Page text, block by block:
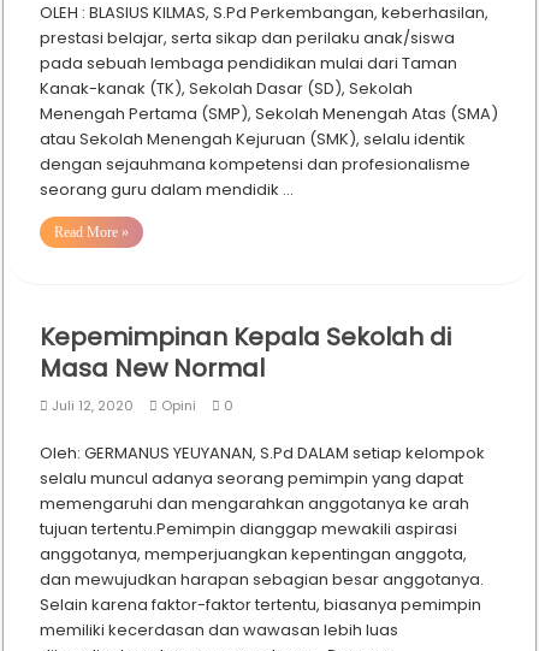
OLEH : BLASIUS KILMAS, S.Pd Perkembangan, keberhasilan,
prestasi belajar, serta sikap dan perilaku anak/siswa
pada sebuah lembaga pendidikan mulai dari Taman
Kanak-kanak (TK), Sekolah Dasar (SD), Sekolah
Menengah Pertama (SMP), Sekolah Menengah Atas (SMA)
atau Sekolah Menengah Kejuruan (SMK), selalu identik
dengan sejauhmana kompetensi dan profesionalisme
seorang guru dalam mendidik …
Read More »
Kepemimpinan Kepala Sekolah di
Masa New Normal
Juli 12, 2020 Opini 0
Oleh: GERMANUS YEUYANAN, S.Pd DALAM setiap kelompok
selalu muncul adanya seorang pemimpin yang dapat
memengaruhi dan mengarahkan anggotanya ke arah
tujuan tertentu.Pemimpin dianggap mewakili aspirasi
anggotanya, memperjuangkan kepentingan anggota,
dan mewujudkan harapan sebagian besar anggotanya.
Selain karena faktor-faktor tertentu, biasanya pemimpin
memiliki kecerdasan dan wawasan lebih luas